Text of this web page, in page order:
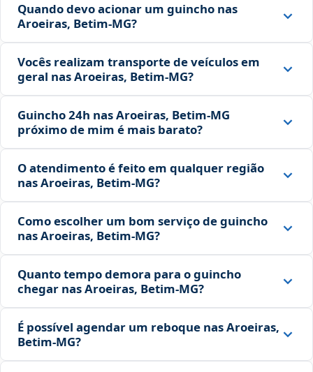
Quando devo acionar um guincho nas
Aroeiras, Betim‑MG?
Vocês realizam transporte de veículos em
geral nas Aroeiras, Betim‑MG?
Guincho 24h nas Aroeiras, Betim‑MG
próximo de mim é mais barato?
O atendimento é feito em qualquer região
nas Aroeiras, Betim‑MG?
Como escolher um bom serviço de guincho
nas Aroeiras, Betim‑MG?
Quanto tempo demora para o guincho
chegar nas Aroeiras, Betim‑MG?
É possível agendar um reboque nas Aroeiras,
Betim‑MG?